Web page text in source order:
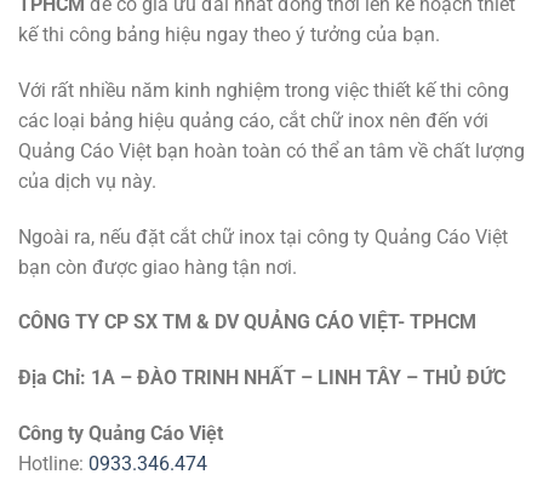
kế thi công bảng hiệu ngay theo ý tưởng của bạn.
Với rất nhiều năm kinh nghiệm trong việc thiết kế thi công
các loại bảng hiệu quảng cáo, cắt chữ inox nên đến với
Quảng Cáo Việt bạn hoàn toàn có thể an tâm về chất lượng
của dịch vụ này.
Ngoài ra, nếu đặt cắt chữ inox tại công ty Quảng Cáo Việt
bạn còn được giao hàng tận nơi.
CÔNG TY CP SX TM & DV QUẢNG CÁO VIỆT- TPHCM
Địa Chỉ: 1A – ĐÀO TRINH NHẤT – LINH TÂY – THỦ ĐỨC
Công ty Quảng Cáo Việt
Hotline: 0933.346.474